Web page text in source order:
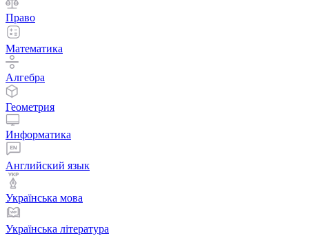
Право
Математика
Алгебра
Геометрия
Информатика
Английский язык
Українська мова
Українська література